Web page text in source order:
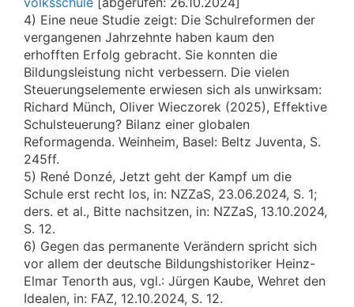
4) Eine neue Studie zeigt: Die Schulreformen der
vergangenen Jahrzehnte haben kaum den
erhofften Erfolg gebracht. Sie konnten die
Bildungsleistung nicht verbessern. Die vielen
Steuerungselemente erwiesen sich als unwirksam:
Richard Münch, Oliver Wieczorek (2025), Effektive
Schulsteuerung? Bilanz einer globalen
Reformagenda. Weinheim, Basel: Beltz Juventa, S.
245ff.
5) René Donzé, Jetzt geht der Kampf um die
Schule erst recht los, in: NZZaS, 23.06.2024, S. 1;
ders. et al., Bitte nachsitzen, in: NZZaS, 13.10.2024,
S. 12.
6) Gegen das permanente Verändern spricht sich
vor allem der deutsche Bildungshistoriker Heinz-
Elmar Tenorth aus, vgl.: Jürgen Kaube, Wehret den
Idealen, in: FAZ, 12.10.2024, S. 12.